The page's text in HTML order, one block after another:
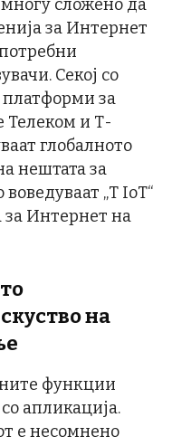
сложено да
за Интернет
Секој со
за
Телеком и Т-
глобалното
нештата за
„T IoT“
за Интернет на
на
функции
апликација.
е несомнено